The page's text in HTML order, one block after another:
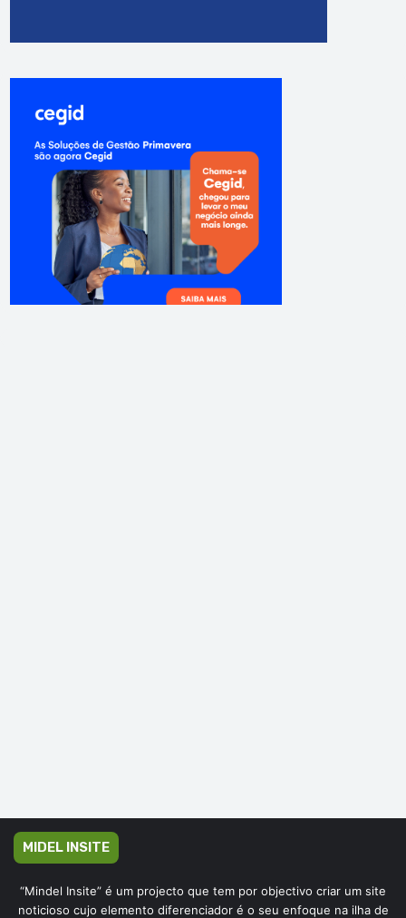
MIDEL INSITE
“Mindel Insite” é um projecto que tem por objectivo criar um site
noticioso cujo elemento diferenciador é o seu enfoque na ilha de